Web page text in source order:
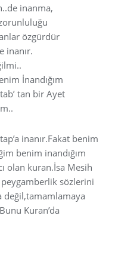
inanma,
özgürdür
inanır.
İnandığım
tan bir Ayet
inanır.Fakat benim
benim inandığım
olan kuran.İsa Mesih
peygamberlik sözlerini
değil,tamamlamaya
Kuran’da